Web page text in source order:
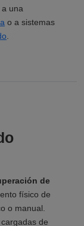
una
o a sistemas
de
físico de
o manual.
de